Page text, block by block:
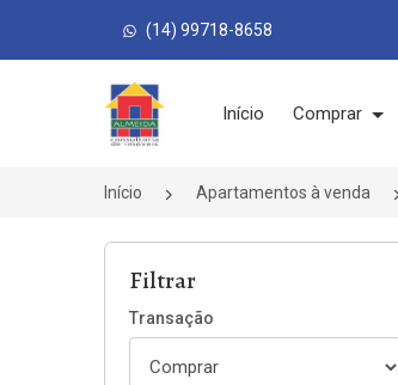
(14) 99718-8658
Página inicial
Início Comprar
Início Apartamentos à venda
Filtrar
Transação